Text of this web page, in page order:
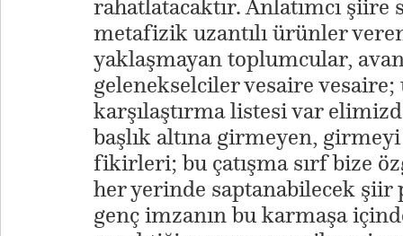
rahatlatacaktır. Anlatımcı
metafizik uzantılı ürünler
yaklaşmayan toplumcular,
gelenekselciler vesaire vesaire;
karşılaştırma listesi var
başlık altına girmeyen,
fikirleri; bu çatışma sırf bize
her yerinde saptanabilecek şiir
genç imzanın bu karmaşa